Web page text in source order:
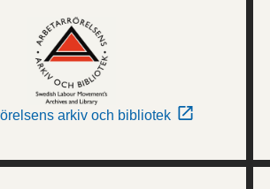
arkiv och bibliotek